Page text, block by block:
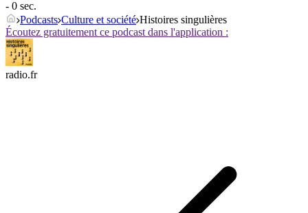
- 0 sec.
Podcasts Culture et société Histoires singulières
Écoutez gratuitement ce podcast dans l'application :
radio.fr